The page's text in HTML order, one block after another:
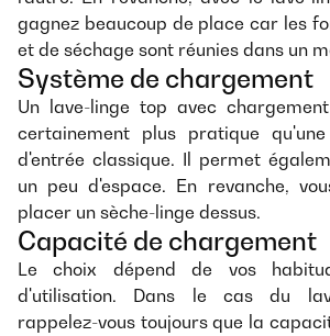
gagnez beaucoup de place car les
et de séchage sont réunies dans un
Système de chargement
Un lave-linge top avec
certainement plus pratique
d'entrée classique. Il permet
un peu d'espace. En revanche,
placer un sèche-linge dessus.
Capacité de chargement
Le choix dépend de vos
d'utilisation. Dans le cas du
rappelez-vous toujours que la